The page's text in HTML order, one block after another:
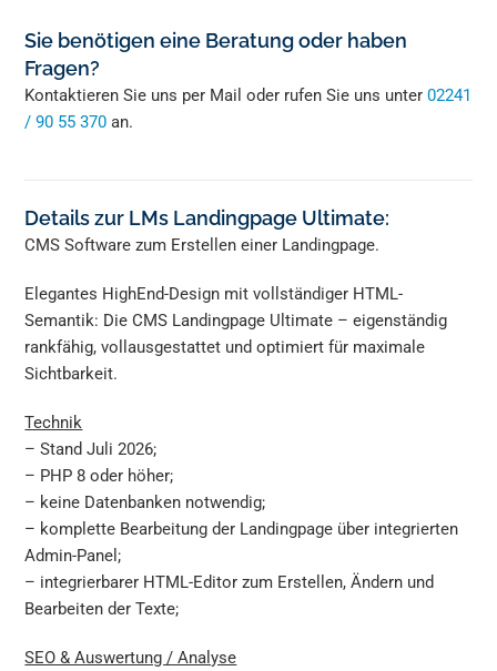
Sie benötigen eine Beratung oder haben
Fragen?
Kontaktieren Sie uns per Mail oder rufen Sie uns unter02241
/ 90 55 370 an.
Details zur LMs Landingpage Ultimate:
CMS Software zum Erstellen einer Landingpage.
Elegantes HighEnd-Design mit vollständiger HTML-
Semantik: Die CMS Landingpage Ultimate – eigenständig
rankfähig, vollausgestattet und optimiert für maximale
Sichtbarkeit.
Technik
– Stand Juli 2026;
– PHP 8 oder höher;
– keine Datenbanken notwendig;
– komplette Bearbeitung der Landingpage über integrierten
Admin-Panel;
– integrierbarer HTML-Editor zum Erstellen, Ändern und
Bearbeiten der Texte;
SEO & Auswertung / Analyse